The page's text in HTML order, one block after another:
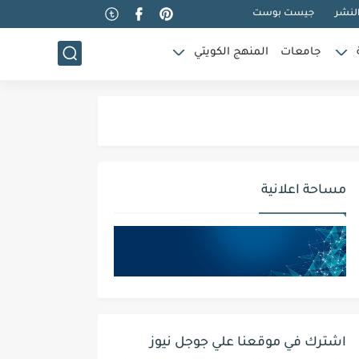
جيست بوست
جامعات المنهج الكويتي
مساحة اعلانية
اشترك في موقعنا علي جوجل نيوز